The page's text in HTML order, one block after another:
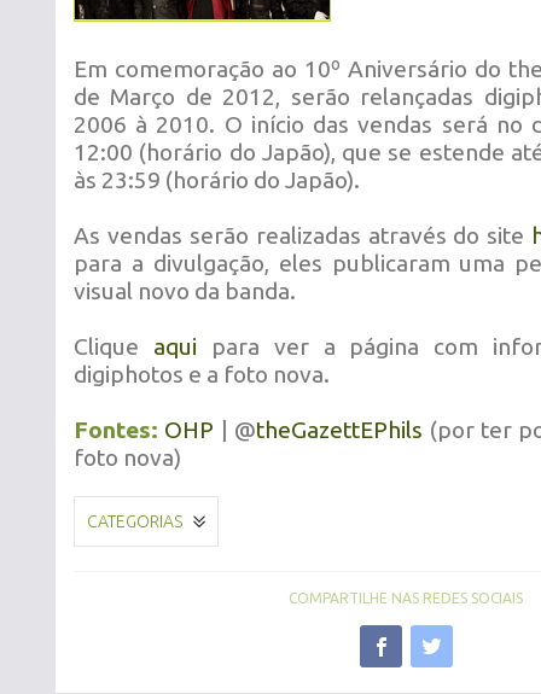
Em comemoração ao 10º Aniversário do
de Março de 2012, serão relançadas
2006 à 2010. O início das vendas será no
12:00 (horário do Japão), que se estende
às 23:59 (horário do Japão).
As vendas serão realizadas através do site
para a divulgação, eles publicaram uma
visual novo da banda.
Clique aqui para ver a página com
digiphotos e a foto nova.
Fontes: OHP | @theGazettEPhils (por ter
foto nova)
CATEGORIAS
COMPARTILHE NAS REDES SOCIAIS